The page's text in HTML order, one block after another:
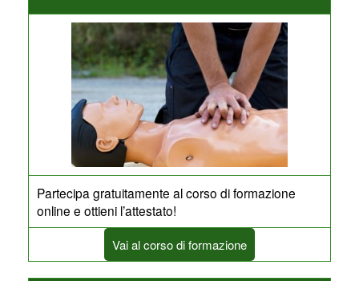
Partecipa gratuitamente al corso di formazione
online e ottieni l’attestato!
Vai al corso di formazione